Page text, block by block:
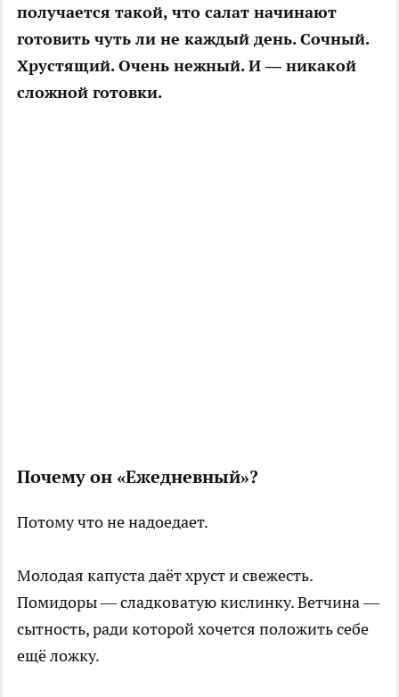
получается такой, что салат начинают
готовить чуть ли не каждый день. Сочный.
Хрустящий. Очень нежный. И — никакой
сложной готовки.
Почему он «Ежедневный»?
Потому что не надоедает.
Молодая капуста даёт хруст и свежесть.
Помидоры — сладковатую кислинку. Ветчина —
сытность, ради которой хочется положить себе
ещё ложку.